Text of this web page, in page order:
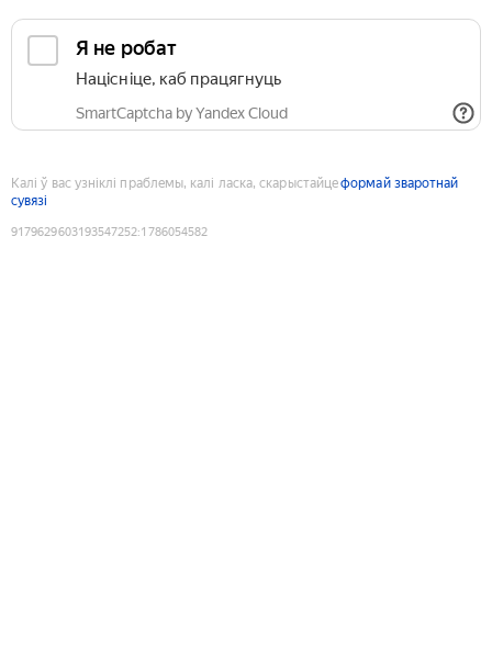
Я не робат
Націсніце, каб працягнуць
SmartCaptcha by Yandex Cloud
Калі ў вас узніклі праблемы, калі ласка, скарыстайцеформай зваротнай
сувязі
9179629603193547252:1786054582